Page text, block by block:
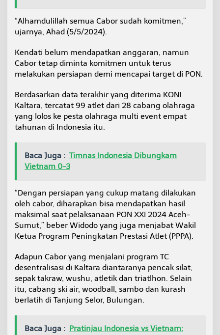
“Alhamdulillah semua Cabor sudah komitmen,”
ujarnya, Ahad (5/5/2024).
Kendati belum mendapatkan anggaran, namun
Cabor tetap diminta komitmen untuk terus
melakukan persiapan demi mencapai target di PON.
Berdasarkan data terakhir yang diterima KONI
Kaltara, tercatat 99 atlet dari 28 cabang olahraga
yang lolos ke pesta olahraga multi event empat
tahunan di Indonesia itu.
Baca Juga : Timnas Indonesia Dibungkam
Vietnam 0-3
“Dengan persiapan yang cukup matang dilakukan
oleh cabor, diharapkan bisa mendapatkan hasil
maksimal saat pelaksanaan PON XXI 2024 Aceh-
Sumut,” beber Widodo yang juga menjabat Wakil
Ketua Program Peningkatan Prestasi Atlet (PPPA).
Adapun Cabor yang menjalani program TC
desentralisasi di Kaltara diantaranya pencak silat,
sepak takraw, wushu, atletik dan triatlhon. Selain
itu, cabang ski air, woodball, sambo dan kurash
berlatih di Tanjung Selor, Bulungan.
Baca Juga : Pratinjau Indonesia vs Vietnam: